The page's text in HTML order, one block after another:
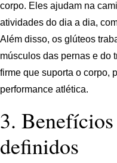
corpo. Eles ajudam na
atividades do dia a dia,
Além disso, os glúteos
músculos das pernas e do
firme que suporta o corpo,
performance atlética.
3.
definidos